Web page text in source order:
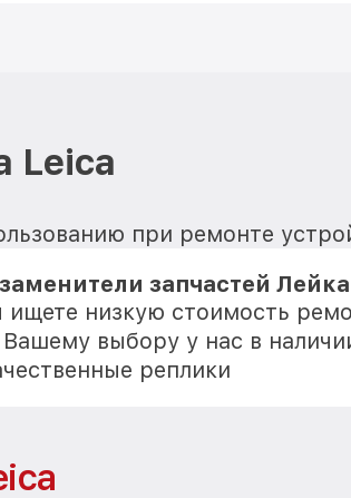
Leica
при ремонте
запчастей
ищете низкую стоимость
Вашему выбору у нас в
реплики